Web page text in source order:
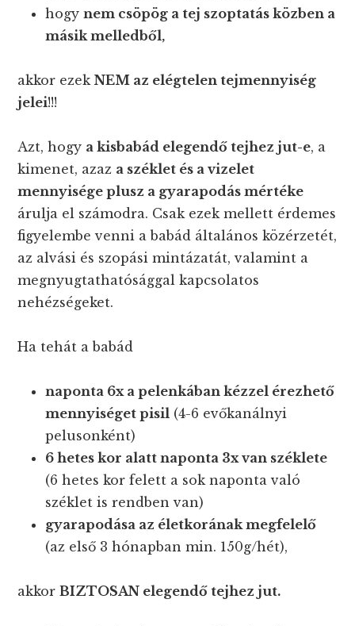
hogynem csöpög a tej szoptatás közben a
másik melledből,
akkor ezekNEM az elégtelen tejmennyiség
jelei!!!
Azt, hogy a kisbabád elegendő tejhez jut-e, a
kimenet, azaz a széklet és a vizelet
mennyisége plusz a gyarapodás mértéke
árulja el számodra. Csak ezek mellett érdemes
figyelembe venni a babád általános közérzetét,
az alvási és szopási mintázatát, valamint a
megnyugtathatósággal kapcsolatos
nehézségeket.
Ha tehát a babád
naponta 6x a pelenkában kézzel érezhető
mennyiséget pisil (4-6 evőkanálnyi
pelusonként)
6 hetes kor alatt naponta 3x van széklete
(6 hetes kor felett a sok naponta való
széklet is rendben van)
gyarapodása az életkorának megfelelő
(az első 3 hónapban min. 150g/hét),
akkorBIZTOSAN elegendő tejhez jut.